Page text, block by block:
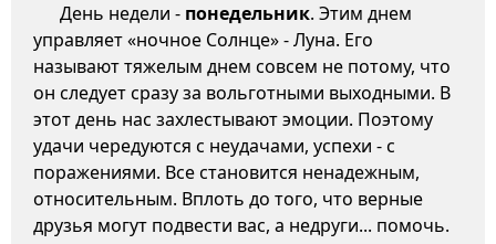
День недели - понедельник. Этим днем
управляет «ночное Солнце» - Луна. Его
называют тяжелым днем совсем не потому, что
он следует сразу за вольготными выходными. В
этот день нас захлестывают эмоции. Поэтому
удачи чередуются с неудачами, успехи - с
поражениями. Все становится ненадежным,
относительным. Вплоть до того, что верные
друзья могут подвести вас, а недруги... помочь.